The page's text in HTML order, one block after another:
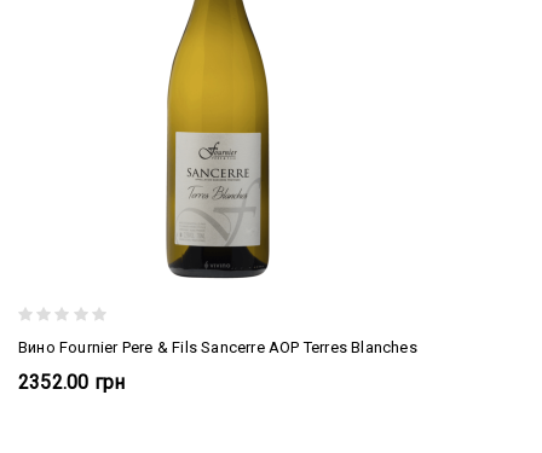
Вино Fournier Pere & Fils Sancerre AOP Terres Blanches
2352.00 грн